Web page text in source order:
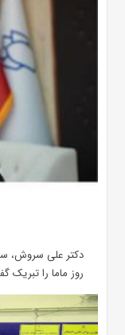
دکتر علی سروش،
روز ماما را تبریک